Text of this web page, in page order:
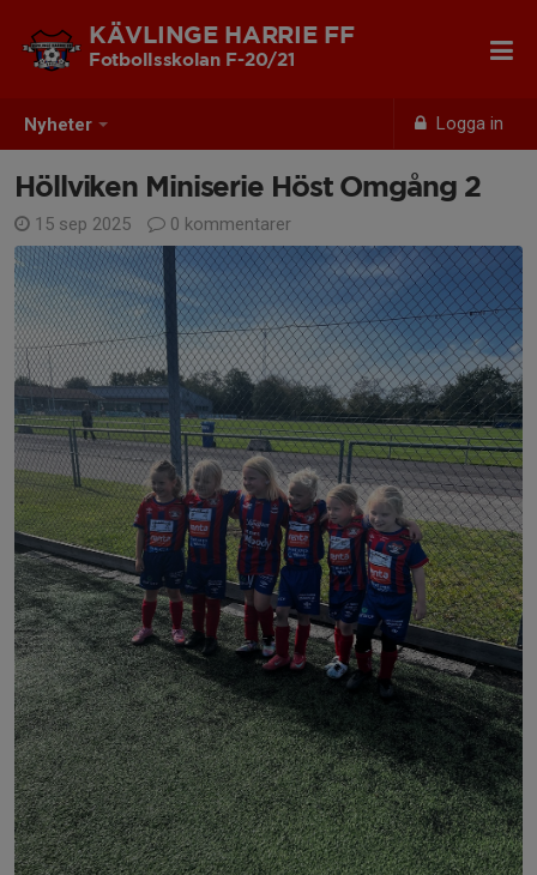
Nyheter Logga in
KÄVLINGE HARRIE FF
Fotbollsskolan F-20/21
Höllviken Miniserie Höst Omgång 2
15 sep 2025 0 kommentarer